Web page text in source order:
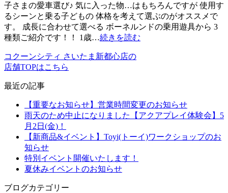
子さまの愛車選び♪ 気に入った物…はもちろんですが 使用す
るシーンと乗る子どもの 体格を考えて選ぶのがオススメで
す。 成長に合わせて選べる ボーネルンドの乗用遊具から 3
種類ご紹介です！！ 1歳…続きを読む
コクーンシティ さいたま新都心店の
店舗TOPはこちら
最近の記事
【重要なお知らせ】営業時間変更のお知らせ
雨天のため中止になりました【アクアプレイ体験会】5
月2日(金)！
【新商品&イベント】Toyi(トーイ)ワークショップのお
知らせ
特別イベント開催いたします！
夏休みイベントのお知らせ
ブログカテゴリー